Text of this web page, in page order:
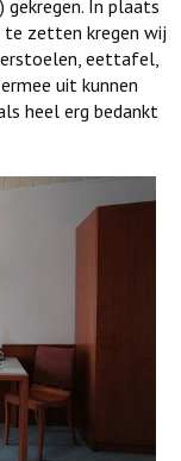
gekregen. In plaats
zetten kregen wij
eettafel,
uit kunnen
heel erg bedankt